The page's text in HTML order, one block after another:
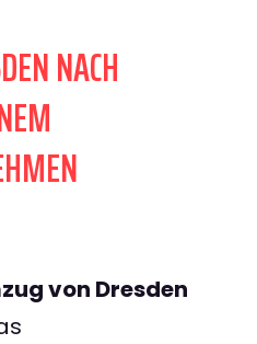
NACH
von Dresden